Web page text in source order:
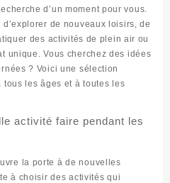
d’un moment pour vous.
de nouveaux loisirs, de
des activités de plein air ou
unique. Vous cherchez des idées
? Voici une sélection
tous les âges et à toutes les
activité faire pendant les
la porte à de nouvelles
à choisir des activités qui